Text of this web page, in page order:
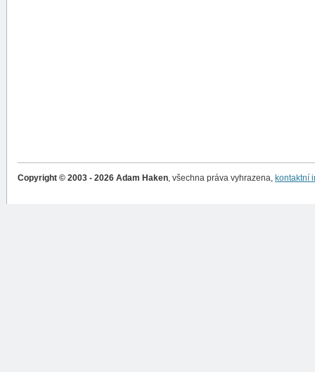
Copyright © 2003 - 2026 Adam Haken, všechna práva vyhrazena, kontaktní